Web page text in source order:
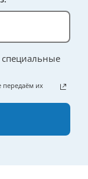
специальные
их